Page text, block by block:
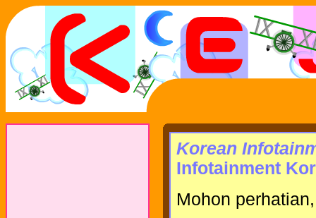
Korean
Infotainment
Mohon perhatian,